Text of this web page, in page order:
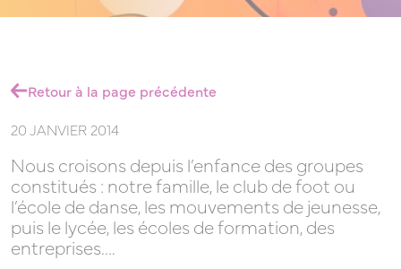
/
MANAGERS
Retour à la page précédente
20 JANVIER 2014
Nous croisons depuis l’enfance des groupes
constitués : notre famille, le club de foot ou
l’école de danse, les mouvements de jeunesse,
puis le lycée, les écoles de formation, des
entreprises….